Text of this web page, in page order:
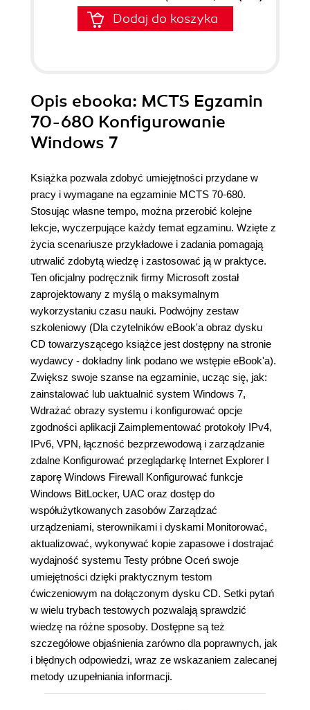
Dodaj do koszyka
Opis ebooka: MCTS Egzamin
70-680 Konfigurowanie
Windows 7
Książka pozwala zdobyć umiejętności przydane w
pracy i wymagane na egzaminie MCTS 70-680.
Stosując własne tempo, można przerobić kolejne
lekcje, wyczerpujące każdy temat egzaminu. Wzięte z
życia scenariusze przykładowe i zadania pomagają
utrwalić zdobytą wiedzę i zastosować ją w praktyce.
Ten oficjalny podręcznik firmy Microsoft został
zaprojektowany z myślą o maksymalnym
wykorzystaniu czasu nauki. Podwójny zestaw
szkoleniowy (Dla czytelników eBook'a obraz dysku
CD towarzyszącego książce jest dostępny na stronie
wydawcy - dokładny link podano we wstępie eBook'a).
Zwiększ swoje szanse na egzaminie, ucząc się, jak:
zainstalować lub uaktualnić system Windows 7,
Wdrażać obrazy systemu i konfigurować opcje
zgodności aplikacji Zaimplementować protokoły IPv4,
IPv6, VPN, łączność bezprzewodową i zarządzanie
zdalne Konfigurować przeglądarkę Internet Explorer I
zaporę Windows Firewall Konfigurować funkcje
Windows BitLocker, UAC oraz dostęp do
współużytkowanych zasobów Zarządzać
urządzeniami, sterownikami i dyskami Monitorować,
aktualizować, wykonywać kopie zapasowe i dostrajać
wydajność systemu Testy próbne Oceń swoje
umiejętności dzięki praktycznym testom
ćwiczeniowym na dołączonym dysku CD. Setki pytań
w wielu trybach testowych pozwalają sprawdzić
wiedzę na różne sposoby. Dostępne są też
szczegółowe objaśnienia zarówno dla poprawnych, jak
i błędnych odpowiedzi, wraz ze wskazaniem zalecanej
metody uzupełniania informacji.